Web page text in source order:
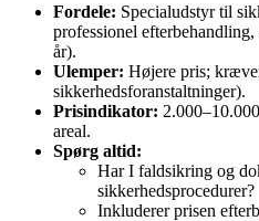
Fordele: Specialudstyr til
professionel
år).
Ulemper: Højere pris;
sikkerhedsforanstaltninger).
Prisindikator:
areal.
Spørg altid:
Har I faldsikring og
sikkerhedsprocedurer?
Inkluderer prisen